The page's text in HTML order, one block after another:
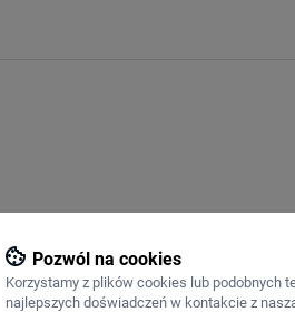
Pozwól na cookies
Korzystamy z plików cookies lub podobnych
najlepszych doświadczeń w kontakcie z